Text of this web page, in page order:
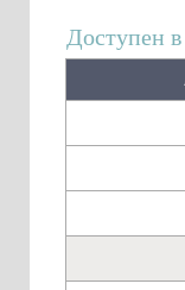
Доступен